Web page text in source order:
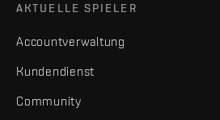
AKTUELLE SPIELER
Accountverwaltung
Kundendienst
Community